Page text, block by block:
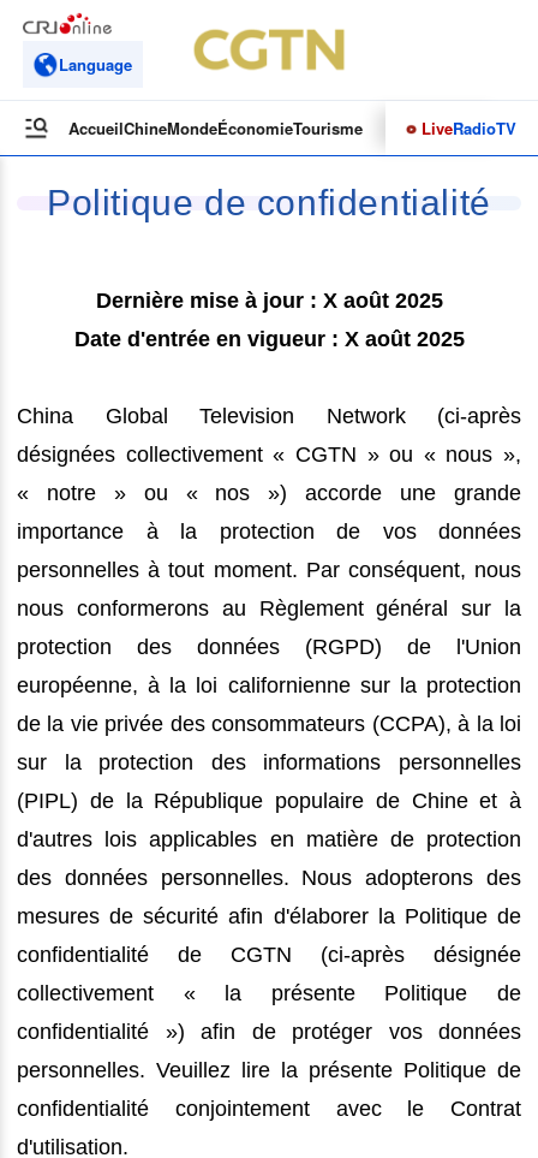
Language
AccueilChineMondeÉconomieTourismeCulture&SportOpinions
LiveRadioTV
Politique de confidentialité
Dernière mise à jour : X août 2025
Date d'entrée en vigueur : X août 2025
China Global Television Network (ci-après
désignées collectivement « CGTN » ou « nous »,
« notre » ou « nos ») accorde une grande
importance à la protection de vos données
personnelles à tout moment. Par conséquent, nous
nous conformerons au Règlement général sur la
protection des données (RGPD) de l'Union
européenne, à la loi californienne sur la protection
de la vie privée des consommateurs (CCPA), à la loi
sur la protection des informations personnelles
(PIPL) de la République populaire de Chine et à
d'autres lois applicables en matière de protection
des données personnelles. Nous adopterons des
mesures de sécurité afin d'élaborer la Politique de
confidentialité de CGTN (ci-après désignée
collectivement « la présente Politique de
confidentialité ») afin de protéger vos données
personnelles. Veuillez lire la présente Politique de
confidentialité conjointement avec le Contrat
d'utilisation.